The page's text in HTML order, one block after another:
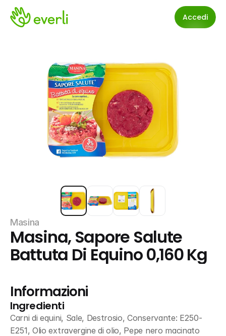
Accedi
Masina
Masina, Sapore Salute
Battuta Di Equino 0,160 Kg
Informazioni
Ingredienti
Carni di equini, Sale, Destrosio, Conservante: E250-
E251, Olio extravergine di olio, Pepe nero macinato